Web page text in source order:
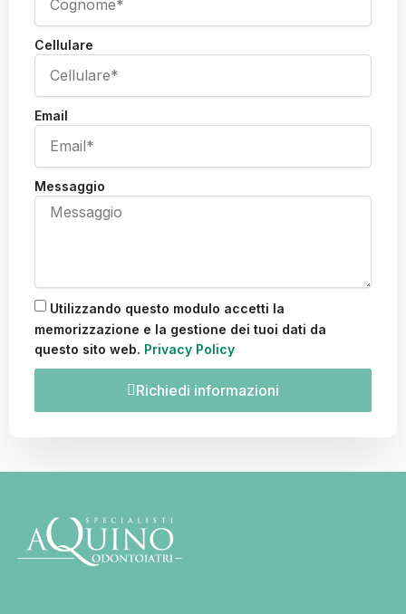
Cellulare
Email
Messaggio
Utilizzando questo modulo accetti la
memorizzazione e la gestione dei tuoi dati da
questo sito web. Privacy Policy
Richiedi informazioni